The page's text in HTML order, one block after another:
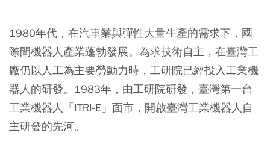
1980年代，在汽車業與彈性大量生產的需求下，國
際間機器人產業蓬勃發展。為求技術自主，在臺灣工
廠仍以人工為主要勞動力時，工研院已經投入工業機
器人的研發。1983年，由工研院研發，臺灣第一台
工業機器人「ITRI-E」面市，開啟臺灣工業機器人自
主研發的先河。